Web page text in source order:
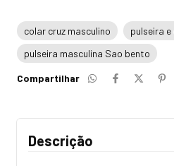
colar cruz masculino
pulseira
pulseira masculina Sao bento
Compartilhar
Descrição